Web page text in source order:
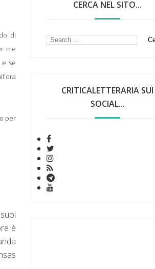
di
me
e se
per
è
CERCA NEL SITO...
CRITICALETTERARIA SUI
SOCIAL...